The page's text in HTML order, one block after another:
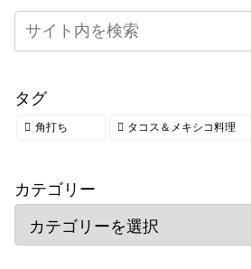
タグ
角打ち タコス＆メキシコ料理
カテゴリー